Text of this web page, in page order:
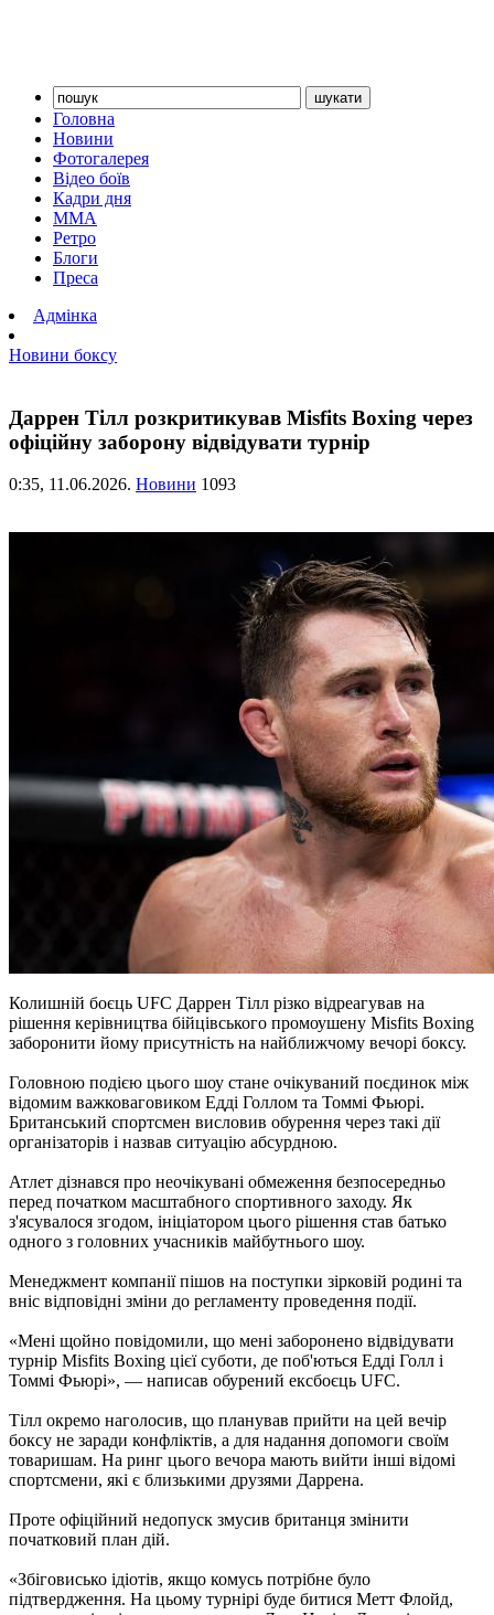
Головна
Новини
Фотогалерея
Відео боїв
Кадри дня
ММА
Ретро
Блоги
Преса
Адмінка
Новини боксу
Даррен Тілл розкритикував Misfits Boxing через
офіційну заборону відвідувати турнір
0:35, 11.06.2026. Новини 1093
Колишній боєць UFC Даррен Тілл різко відреагував на
рішення керівництва бійцівського промоушену Misfits Boxing
заборонити йому присутність на найближчому вечорі боксу.
Головною подією цього шоу стане очікуваний поєдинок між
відомим важковаговиком Едді Голлом та Томмі Фьюрі.
Британський спортсмен висловив обурення через такі дії
організаторів і назвав ситуацію абсурдною.
Атлет дізнався про неочікувані обмеження безпосередньо
перед початком масштабного спортивного заходу. Як
з'ясувалося згодом, ініціатором цього рішення став батько
одного з головних учасників майбутнього шоу.
Менеджмент компанії пішов на поступки зірковій родині та
вніс відповідні зміни до регламенту проведення події.
«Мені щойно повідомили, що мені заборонено відвідувати
турнір Misfits Boxing цієї суботи, де поб'ються Едді Голл і
Томмі Фьюрі», — написав обурений ексбоєць UFC.
Тілл окремо наголосив, що планував прийти на цей вечір
боксу не заради конфліктів, а для надання допомоги своїм
товаришам. На ринг цього вечора мають вийти інші відомі
спортсмени, які є близькими друзями Даррена.
Проте офіційний недопуск змусив британця змінити
початковий план дій.
«Збіговисько ідіотів, якщо комусь потрібне було
підтвердження. На цьому турнірі буде битися Метт Флойд,